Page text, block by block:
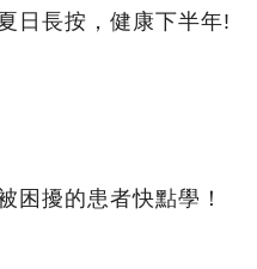
日長按，健康下半年!
困擾的患者快點學！